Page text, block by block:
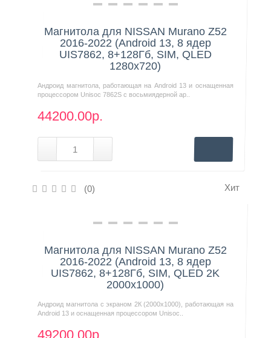
Нашли дешевле?
Магнитола для NISSAN Murano Z52
2016-2022 (Android 13, 8 ядер
UIS7862, 8+128Гб, SIM, QLED
1280x720)
Андроид магнитола, работающая на Android 13 и оснащенная
процессором Unisoc 7862S с восьмиядерной ар..
44200.00р.
(0) Хит
Нашли дешевле?
Магнитола для NISSAN Murano Z52
2016-2022 (Android 13, 8 ядер
UIS7862, 8+128Гб, SIM, QLED 2K
2000x1000)
Андроид магнитола с экраном 2К (2000х1000), работающая на
Android 13 и оснащенная процессором Unisoc..
49200.00р.